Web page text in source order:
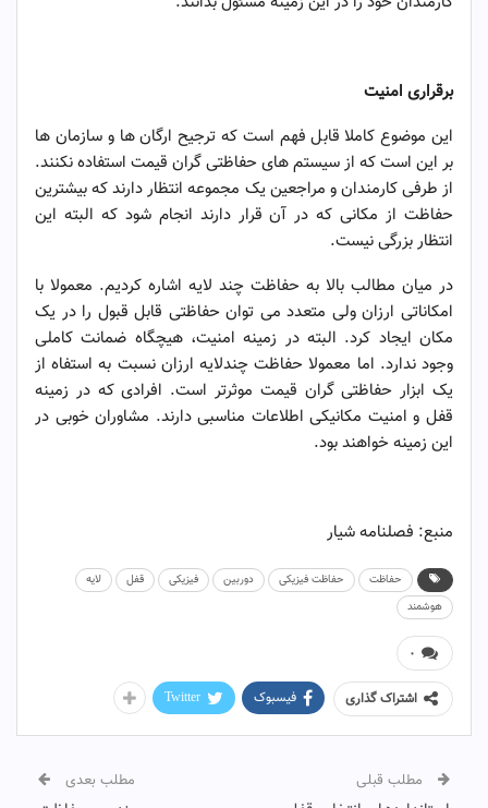
برقراری امنیت
این موضوع کاملا قابل فهم است که ترجیح ارگان ها و سازمان ها
بر این است که از سیستم های حفاظتی گران قیمت استفاده نکنند.
از طرفی کارمندان و مراجعین یک مجموعه انتظار دارند که بیشترین
حفاظت از مکانی که در آن قرار دارند انجام شود که البته این
انتظار بزرگی نیست.
در میان مطالب بالا به حفاظت چند لایه اشاره کردیم. معمولا با
امکاناتی ارزان ولی متعدد می توان حفاظتی قابل قبول را در یک
مکان ایجاد کرد. البته در زمینه امنیت، هیچگاه ضمانت کاملی
وجود ندارد. اما معمولا حفاظت چندلایه ارزان نسبت به استفاه از
یک ابزار حفاظتی گران قیمت موثرتر است. افرادی که در زمینه
قفل و امنیت مکانیکی اطلاعات مناسبی دارند. مشاوران خوبی در
این زمینه خواهند بود.
منبع: فصلنامه شیار
حفاظت حفاظت فیزیکی دوربین فیزیکی قفل
لایه
هوشمند
۰
اشتراک گذاری فیسبوک Twitter
مطلب قبلی مطلب بعدی